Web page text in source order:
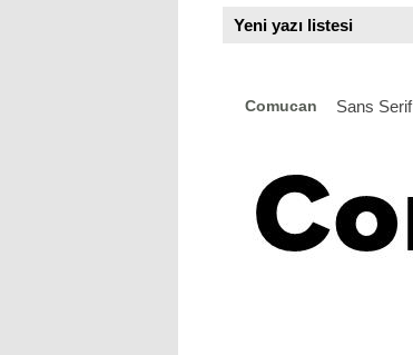
Yeni yazı listesi
Comucan Sans Serif